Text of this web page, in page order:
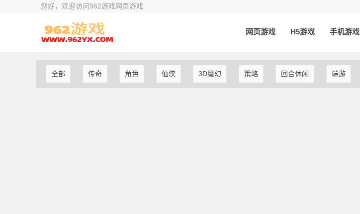
您好，欢迎访问962游戏网页游戏
网页游戏 H5游戏 手机游戏
全部 传奇 角色 仙侠 3D魔幻 策略 回合休闲 端游